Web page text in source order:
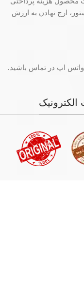
ارج نهادن به ارزش
واتس اپ در تماس باشید.
الکترونیک